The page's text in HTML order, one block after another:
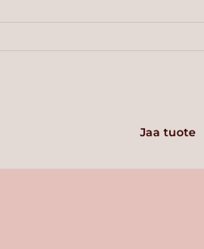
Jaa tuote